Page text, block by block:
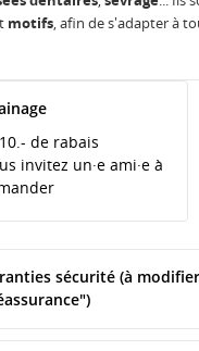
motifs, afin de s'adapter à
de rabais
invitez un·e ami·e à
sécurité (à